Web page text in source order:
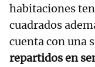
habitaciones
cuadrados
cuenta con una
repartidos en